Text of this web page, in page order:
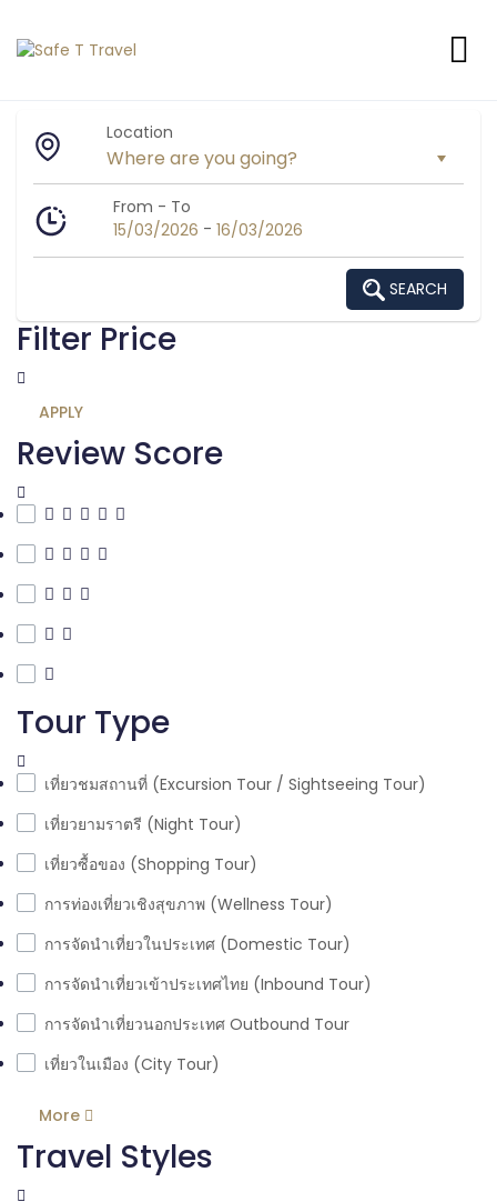
Location
From - To
15/03/2026 - 16/03/2026
SEARCH
Filter Price
APPLY
Review Score
Tour Type
เที่ยวชมสถานที่ (Excursion Tour / Sightseeing Tour)
เที่ยวยามราตรี (Night Tour)
เที่ยวซื้อของ (Shopping Tour)
การท่องเที่ยวเชิงสุขภาพ (Wellness Tour)
การจัดนำเที่ยวในประเทศ (Domestic Tour)
การจัดนำเที่ยวเข้าประเทศไทย (Inbound Tour)
การจัดนำเที่ยวนอกประเทศ Outbound Tour
เที่ยวในเมือง (City Tour)
More
Travel Styles